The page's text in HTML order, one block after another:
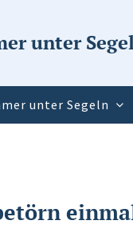
unter
unter Segeln